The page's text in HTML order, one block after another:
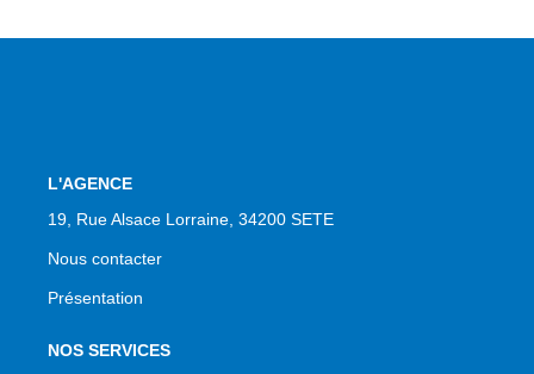
L'AGENCE
19, Rue Alsace Lorraine, 34200 SETE
Nous contacter
Présentation
NOS SERVICES